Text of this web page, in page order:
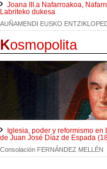
Joana III.a Nafarroakoa,
Labriteko dukesa
AUÑAMENDI EUSKO
Kosmopolita
Iglesia, poder y reformismo
de Juan José Díaz de Espada
Consolación FERNÁNDEZ MELLÉN